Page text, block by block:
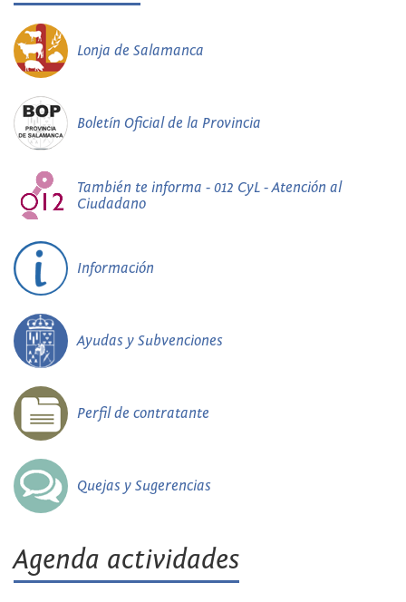
Lonja de Salamanca
Boletín Oficial de la Provincia
También te informa - 012 CyL - Atención al
Ciudadano
Información
Ayudas y Subvenciones
Perfil de contratante
Quejas y Sugerencias
Agenda actividades